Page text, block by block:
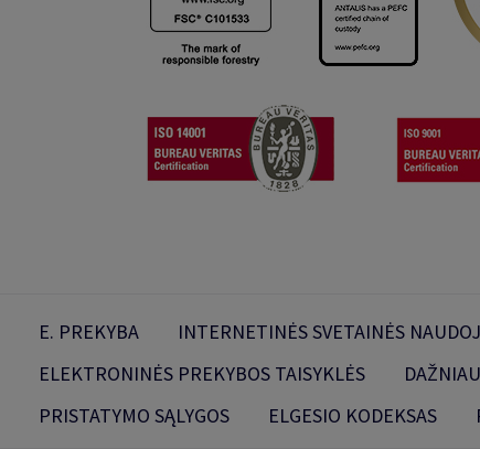
E. PREKYBA INTERNETINĖS SVETAINĖS
ELEKTRONINĖS PREKYBOS TAISYKLĖS
PRISTATYMO SĄLYGOS
ELGESIO KODEKSAS